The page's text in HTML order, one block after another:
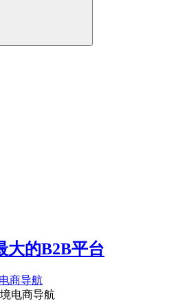
大的B2B平台